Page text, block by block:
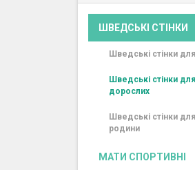
ШВЕДСЬКІ СТІНКИ
Шведські стінки
Шведські стінки для
дорослих
Шведські стінки для
родини
МАТИ СПОРТИВНІ